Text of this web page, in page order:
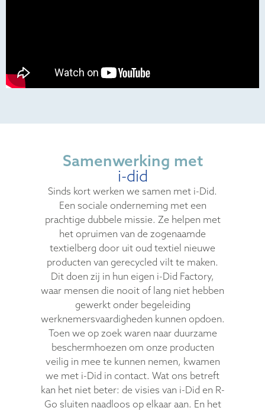
Samenwerking met
i-did
Sinds kort werken we samen met i-Did.
Een sociale onderneming met een
prachtige dubbele missie. Ze helpen met
het opruimen van de zogenaamde
textielberg door uit oud textiel nieuwe
producten van gerecycled vilt te maken.
Dit doen zij in hun eigen i-Did Factory,
waar mensen die nooit of lang niet hebben
gewerkt onder begeleiding
werknemersvaardigheden kunnen opdoen.
Toen we op zoek waren naar duurzame
beschermhoezen om onze producten
veilig in mee te kunnen nemen, kwamen
we met i-Did in contact. Wat ons betreft
kan het niet beter: de visies van i-Did en R-
Go sluiten naadloos op elkaar aan. En het